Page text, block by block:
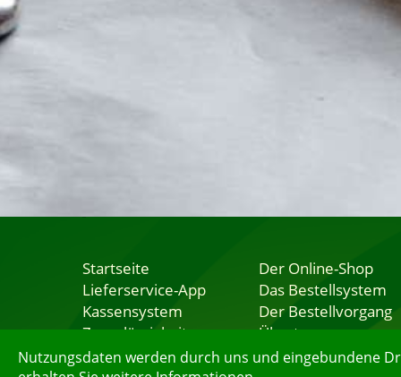
Nutzungsdaten werden durch uns und eingebundene
Startseite
Lieferservice-App
Kassensystem
Zuverlässigkeit
Sicherheit
Der Online-Shop
Das Bestellsystem
Der Bestellvorgang
Übertragung
Testshop